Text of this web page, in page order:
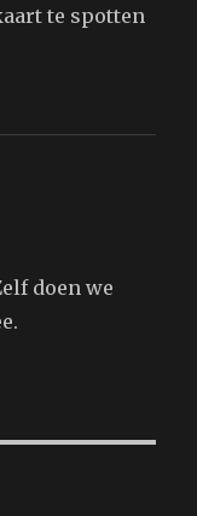
te spotten
doen we